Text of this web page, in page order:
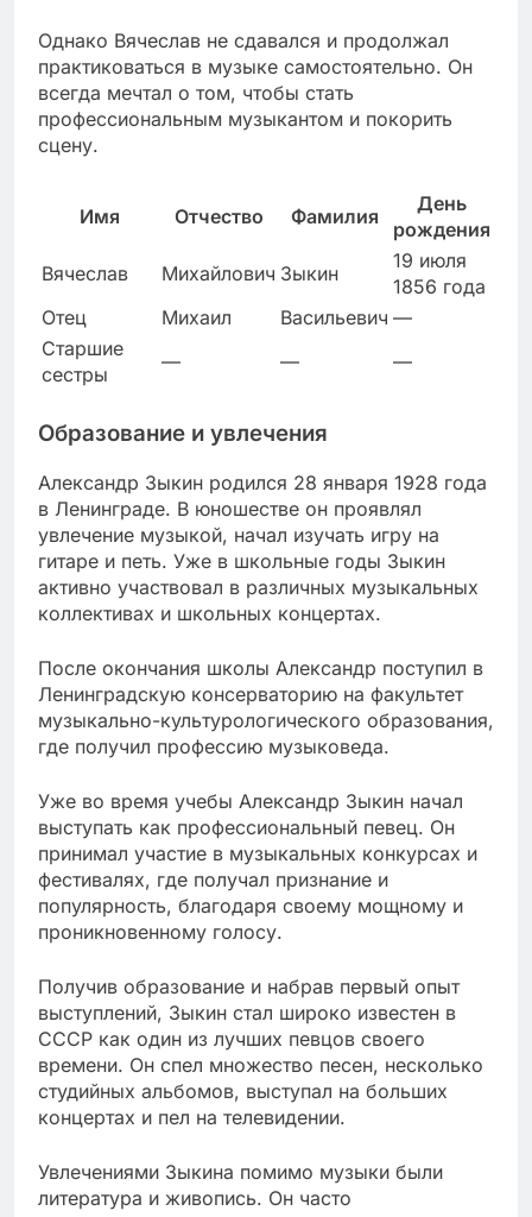
Однако Вячеслав не сдавался и продолжал
практиковаться в музыке самостоятельно. Он
всегда мечтал о том, чтобы стать
профессиональным музыкантом и покорить
сцену.
Имя Отчество Фамилия
День
рождения
Вячеслав
Михайлович Зыкин
19 июля
1856 года
Отец
Михаил Васильевич —
Старшие
сестры
— — —
Образование и увлечения
Александр Зыкин родился 28 января 1928 года
в Ленинграде. В юношестве он проявлял
увлечение музыкой, начал изучать игру на
гитаре и петь. Уже в школьные годы Зыкин
активно участвовал в различных музыкальных
коллективах и школьных концертах.
После окончания школы Александр поступил в
Ленинградскую консерваторию на факультет
музыкально-культурологического образования,
где получил профессию музыковеда.
Уже во время учебы Александр Зыкин начал
выступать как профессиональный певец. Он
принимал участие в музыкальных конкурсах и
фестивалях, где получал признание и
популярность, благодаря своему мощному и
проникновенному голосу.
Получив образование и набрав первый опыт
выступлений, Зыкин стал широко известен в
СССР как один из лучших певцов своего
времени. Он спел множество песен, несколько
студийных альбомов, выступал на больших
концертах и пел на телевидении.
Увлечениями Зыкина помимо музыки были
литература и живопись. Он часто